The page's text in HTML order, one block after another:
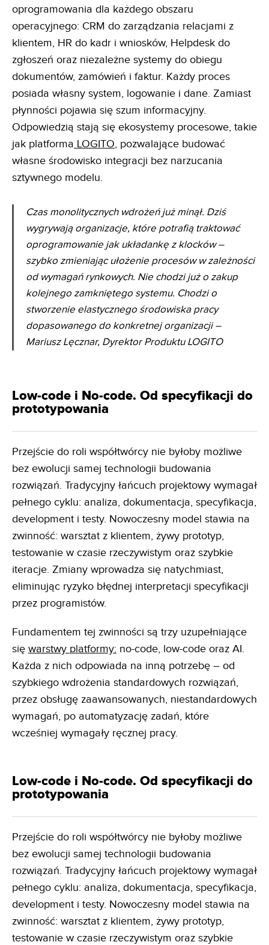
oprogramowania dla każdego obszaru
operacyjnego: CRM do zarządzania relacjami z
klientem, HR do kadr i wniosków, Helpdesk do
zgłoszeń oraz niezależne systemy do obiegu
dokumentów, zamówień i faktur. Każdy proces
posiada własny system, logowanie i dane. Zamiast
płynności pojawia się szum informacyjny.
Odpowiedzią stają się ekosystemy procesowe, takie
jak platforma LOGITO, pozwalające budować
własne środowisko integracji bez narzucania
sztywnego modelu.
Czas monolitycznych wdrożeń już minął. Dziś
wygrywają organizacje, które potrafią traktować
oprogramowanie jak układankę z klocków –
szybko zmieniając ułożenie procesów w zależności
od wymagań rynkowych. Nie chodzi już o zakup
kolejnego zamkniętego systemu. Chodzi o
stworzenie elastycznego środowiska pracy
dopasowanego do konkretnej organizacji –
Mariusz Lęcznar, Dyrektor Produktu LOGITO
Low-code i No-code. Od specyfikacji do
prototypowania
Przejście do roli współtwórcy nie byłoby możliwe
bez ewolucji samej technologii budowania
rozwiązań. Tradycyjny łańcuch projektowy wymagał
pełnego cyklu: analiza, dokumentacja, specyfikacja,
development i testy. Nowoczesny model stawia na
zwinność: warsztat z klientem, żywy prototyp,
testowanie w czasie rzeczywistym oraz szybkie
iteracje. Zmiany wprowadza się natychmiast,
eliminując ryzyko błędnej interpretacji specyfikacji
przez programistów.
Fundamentem tej zwinności są trzy uzupełniające
się warstwy platformy: no-code, low-code oraz AI.
Każda z nich odpowiada na inną potrzebę – od
szybkiego wdrożenia standardowych rozwiązań,
przez obsługę zaawansowanych, niestandardowych
wymagań, po automatyzację zadań, które
wcześniej wymagały ręcznej pracy.
Low-code i No-code. Od specyfikacji do
prototypowania
Przejście do roli współtwórcy nie byłoby możliwe
bez ewolucji samej technologii budowania
rozwiązań. Tradycyjny łańcuch projektowy wymagał
pełnego cyklu: analiza, dokumentacja, specyfikacja,
development i testy. Nowoczesny model stawia na
zwinność: warsztat z klientem, żywy prototyp,
testowanie w czasie rzeczywistym oraz szybkie